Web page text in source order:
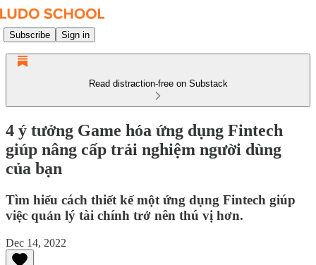
Subscribe Sign in
Read distraction-free on Substack
4 ý tưởng Game hóa ứng dụng Fintech
giúp nâng cấp trải nghiệm người dùng
của bạn
Tìm hiểu cách thiết kế một ứng dụng Fintech giúp
việc quản lý tài chính trở nên thú vị hơn.
Dec 14, 2022